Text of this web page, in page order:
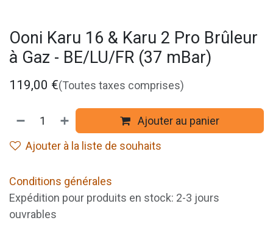
Ooni Karu 16 & Karu 2 Pro Brûleur
à Gaz - BE/LU/FR (37 mBar)
119,00 €(Toutes taxes comprises)
Ajouter au panier
Ajouter à la liste de souhaits
Conditions générales
Expédition pour produits en stock: 2-3 jours
ouvrables